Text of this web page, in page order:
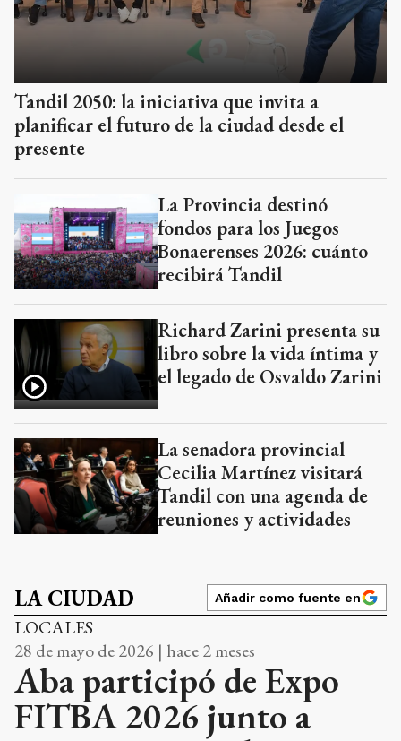
Tandil 2050: la iniciativa que invita a
planificar el futuro de la ciudad desde el
presente
La Provincia destinó
fondos para los Juegos
Bonaerenses 2026: cuánto
recibirá Tandil
Richard Zarini presenta su
libro sobre la vida íntima y
el legado de Osvaldo Zarini
La senadora provincial
Cecilia Martínez visitará
Tandil con una agenda de
reuniones y actividades
LA CIUDAD Añadir como fuente en
LOCALES
28 de mayo de 2026 | hace 2 meses
Aba participó de Expo
FITBA 2026 junto a